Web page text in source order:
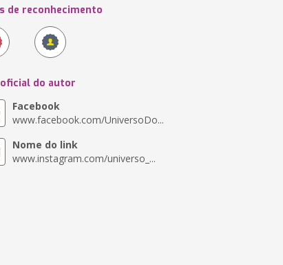
de reconhecimento
do autor
Facebook
www.facebook.com/UniversoDo...
Nome do link
www.instagram.com/universo_...